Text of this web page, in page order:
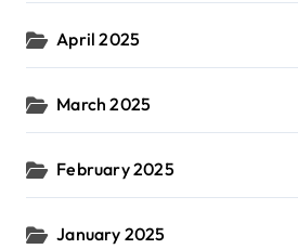
April 2025
March 2025
February 2025
January 2025